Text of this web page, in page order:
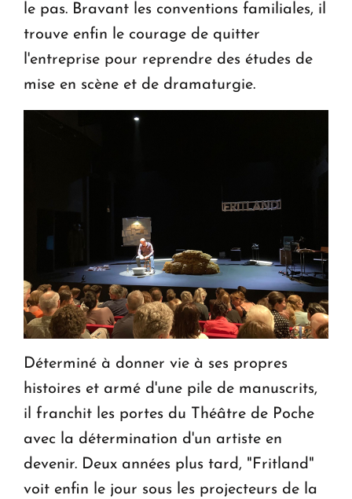
le pas. Bravant les conventions familiales, il
trouve enfin le courage de quitter
l'entreprise pour reprendre des études de
mise en scène et de dramaturgie.
Déterminé à donner vie à ses propres
histoires et armé d'une pile de manuscrits,
il franchit les portes du Théâtre de Poche
avec la détermination d'un artiste en
devenir. Deux années plus tard, "Fritland"
voit enfin le jour sous les projecteurs de la